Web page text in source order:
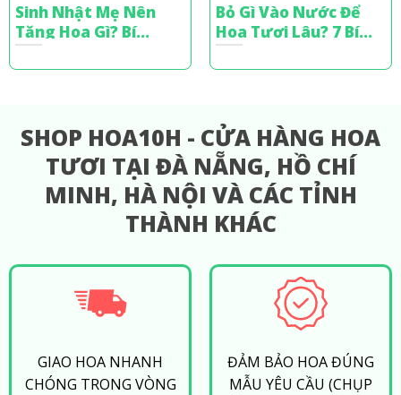
Sinh Nhật Mẹ Nên
Tặng Hoa Gì? Bí
Quyết Chọn Hoa Tinh
Tế
Bỏ Gì Vào Nước Để
Hoa Tươi Lâu? 7 Bí
Quyết Từ Chuyên Gia
Cắm Hoa
SHOP HOA10H - CỬA HÀNG HOA
TƯƠI TẠI ĐÀ NẴNG, HỒ CHÍ
MINH, HÀ NỘI VÀ CÁC TỈNH
THÀNH KHÁC
GIAO HOA NHANH
CHÓNG TRONG VÒNG
ĐẢM BẢO HOA ĐÚNG
MẪU YÊU CẦU (CHỤP